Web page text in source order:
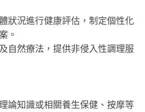
狀況進行健康評估，制定個性化
。
自然療法，提供非侵入性調理服
論知識或相關養生保健、按摩等